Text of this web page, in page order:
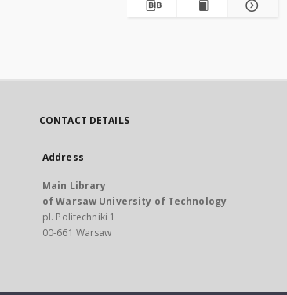
CONTACT DETAILS
Address
Main Library
of Warsaw University of Technology
pl. Politechniki 1
00-661 Warsaw